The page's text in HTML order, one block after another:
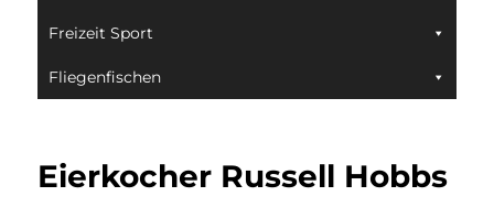
Freizeit Sport
Fliegenfischen
Eierkocher Russell Hobbs